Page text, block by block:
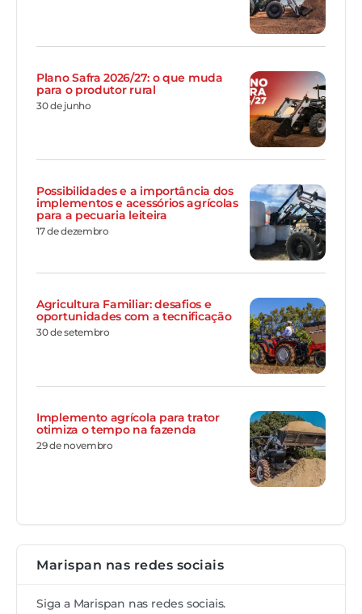
Plano Safra 2026/27: o que muda
para o produtor rural
30 de junho
Possibilidades e a importância dos
implementos e acessórios agrícolas
para a pecuaria leiteira
17 de dezembro
Agricultura Familiar: desafios e
oportunidades com a tecnificação
30 de setembro
Implemento agrícola para trator
otimiza o tempo na fazenda
29 de novembro
Marispan nas redes sociais
Siga a Marispan nas redes sociais.